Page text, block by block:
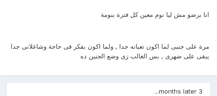
انا برضو مش ليا نوم معين كل فترة بنومة
مرة على جنبى لما اكون تعبانه جدا , ولما اكون بفكر فى حاجة وشاغلانى جدا
يبقى على ضهرى , بس الغالب زى وضع الجنين ده
3 months later...